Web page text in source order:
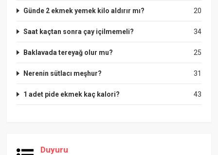
20
Günde 2 ekmek yemek kilo aldırır mı?
34
Saat kaçtan sonra çay içilmemeli?
25
Baklavada tereyağ olur mu?
31
Nerenin sütlacı meşhur?
43
1 adet pide ekmek kaç kalori?
Duyuru